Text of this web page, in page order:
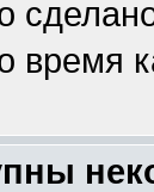
время